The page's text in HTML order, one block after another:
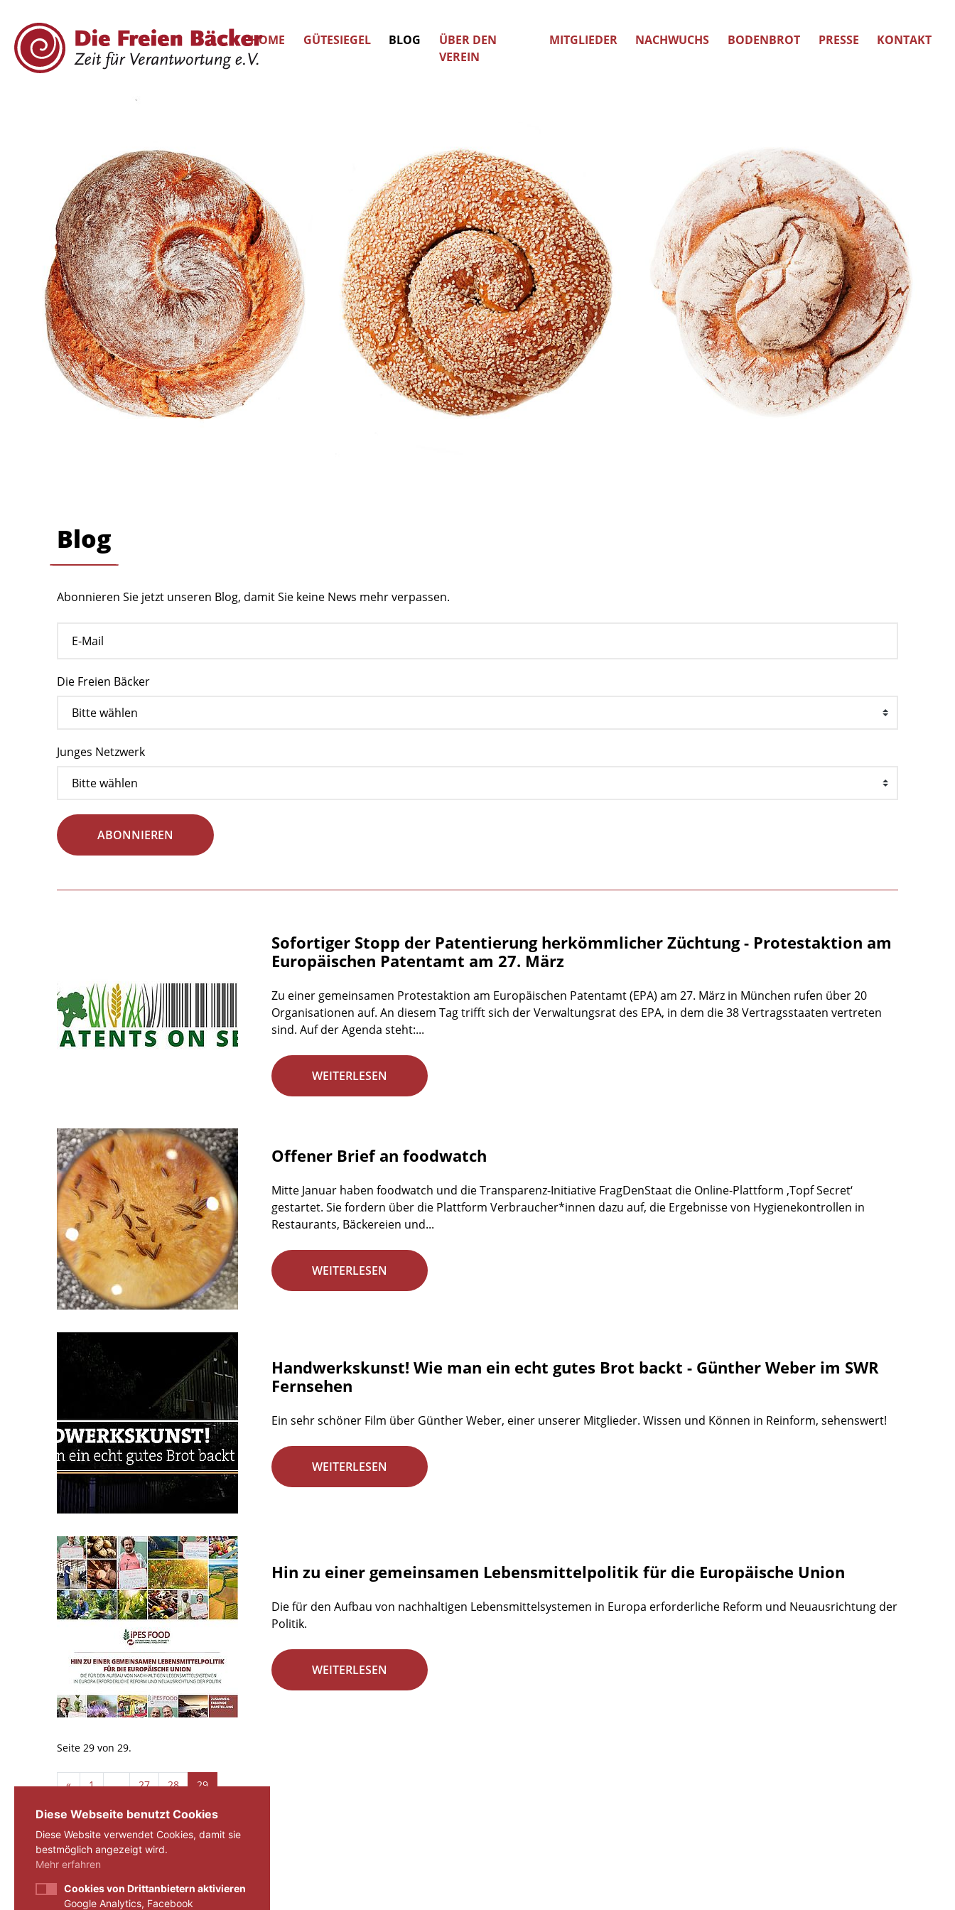
HOME GÜTESIEGEL BLOG
ÜBER DEN
VEREIN
MITGLIEDER NACHWUCHS BODENBROT PRESSE KONTAKT
Blog
Abonnieren Sie jetzt unseren Blog, damit Sie keine News mehr verpassen.
Die Freien Bäcker
Junges Netzwerk
ABONNIEREN
Sofortiger Stopp der Patentierung herkömmlicher Züchtung - Protestaktion am
Europäischen Patentamt am 27. März
Zu einer gemeinsamen Protestaktion am Europäischen Patentamt (EPA) am 27. März in München rufen über 20
Organisationen auf. An diesem Tag trifft sich der Verwaltungsrat des EPA, in dem die 38 Vertragsstaaten vertreten
sind. Auf der Agenda steht:...
WEITERLESEN
Offener Brief an foodwatch
Mitte Januar haben foodwatch und die Transparenz-Initiative FragDenStaat die Online-Plattform ‚Topf Secret‘
gestartet. Sie fordern über die Plattform Verbraucher*innen dazu auf, die Ergebnisse von Hygienekontrollen in
Restaurants, Bäckereien und...
WEITERLESEN
Handwerkskunst! Wie man ein echt gutes Brot backt - Günther Weber im SWR
Fernsehen
Ein sehr schöner Film über Günther Weber, einer unserer Mitglieder. Wissen und Können in Reinform, sehenswert!
WEITERLESEN
Hin zu einer gemeinsamen Lebensmittelpolitik für die Europäische Union
Die für den Aufbau von nachhaltigen Lebensmittelsystemen in Europa erforderliche Reform und Neuausrichtung der
Politik.
WEITERLESEN
Seite 29 von 29.
« 1 ... 27 28 29
Diese Webseite benutzt Cookies
Diese Website verwendet Cookies, damit sie
bestmöglich angezeigt wird.
Mehr erfahren
Cookies von Drittanbietern aktivieren
Google Analytics, Facebook